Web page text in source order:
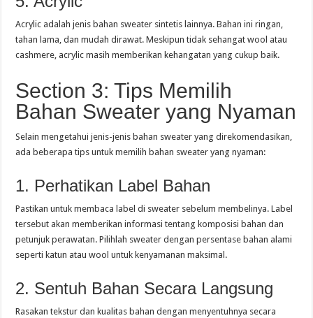
Acrylic adalah jenis bahan sweater sintetis lainnya. Bahan ini ringan,
tahan lama, dan mudah dirawat. Meskipun tidak sehangat wool atau
cashmere, acrylic masih memberikan kehangatan yang cukup baik.
Section 3: Tips Memilih
Bahan Sweater yang Nyaman
Selain mengetahui jenis-jenis bahan sweater yang direkomendasikan,
ada beberapa tips untuk memilih bahan sweater yang nyaman:
1. Perhatikan Label Bahan
Pastikan untuk membaca label di sweater sebelum membelinya. Label
tersebut akan memberikan informasi tentang komposisi bahan dan
petunjuk perawatan. Pilihlah sweater dengan persentase bahan alami
seperti katun atau wool untuk kenyamanan maksimal.
2. Sentuh Bahan Secara Langsung
Rasakan tekstur dan kualitas bahan dengan menyentuhnya secara